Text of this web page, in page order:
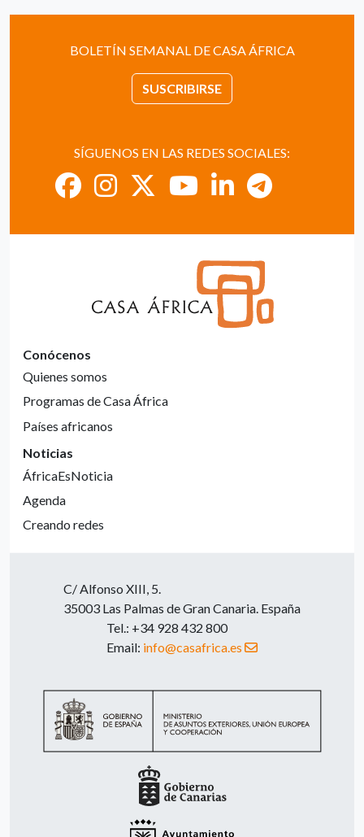
BOLETÍN SEMANAL DE CASA ÁFRICA
SUSCRIBIRSE
SÍGUENOS EN LAS REDES SOCIALES:
Conócenos
Quienes somos
Programas de Casa África
Países africanos
Noticias
ÁfricaEsNoticia
Agenda
Creando redes
C/ Alfonso XIII, 5.
35003 Las Palmas de Gran Canaria. España
Tel.: +34 928 432 800
Email: info@casafrica.es